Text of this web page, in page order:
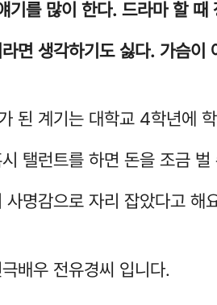
기를 많이 한다. 드라마 할
면 생각하기도 싫다. 가슴이
된 계기는 대학교 4학년에
탤런트를 하면 돈을 조금
사명감으로 자리 잡았다고 해
배우 전유경씨 입니다.